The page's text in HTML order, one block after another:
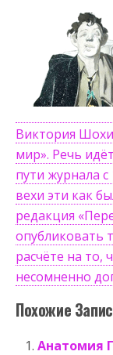
Виктория
мир». Речь
пути журнала
вехи эти как
редакция
опубликовать
расчёте на то,
несомненно
Похожие
Анатомия